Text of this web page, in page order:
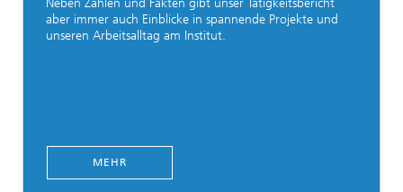
Neben Zahlen und Fakten gibt unser Tätigkeitsbericht
aber immer auch Einblicke in spannende Projekte und
unseren Arbeitsalltag am Institut.
MEHR